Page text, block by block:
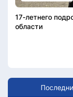
17-летнего
области